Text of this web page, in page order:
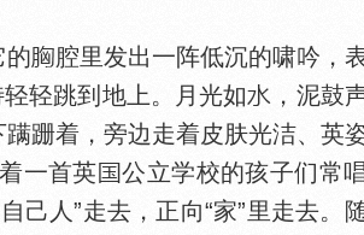
腔里发出一阵低沉的啸吟，
轻跳到地上。月光如
，泥鼓
跚着，旁边走着皮肤光洁、英
一首英
公立学校的孩子们常
己人”走去，正向“家”里走去。